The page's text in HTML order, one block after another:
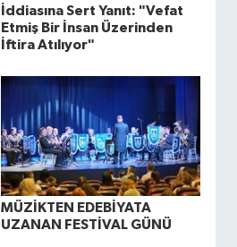
İddiasına Sert Yanıt: "Vefat
Etmiş Bir İnsan Üzerinden
İftira Atılıyor"
MÜZİKTEN EDEBİYATA
UZANAN FESTİVAL GÜNÜ